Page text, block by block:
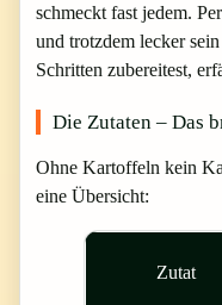
schmeckt fast jedem.
und trotzdem lecker
Schritten zubereitest,
Die Zutaten – Das
Ohne Kartoffeln kein
eine Übersicht:
Zutat